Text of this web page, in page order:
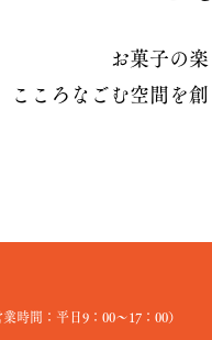
お菓子の
こころなごむ空間を
時間：平日9：00～17：00）